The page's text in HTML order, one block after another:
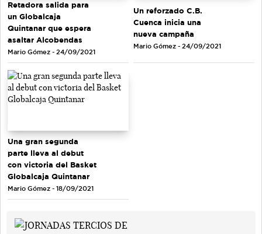
Retadora salida para
un Globalcaja
Quintanar que espera
asaltar Alcobendas
Mario Gómez - 24/09/2021
Un reforzado C.B.
Cuenca inicia una
nueva campaña
Mario Gómez - 24/09/2021
Una gran segunda
parte lleva al debut
con victoria del Basket
Globalcaja Quintanar
Mario Gómez - 18/09/2021